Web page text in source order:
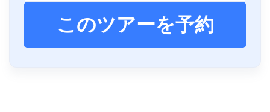
このツアーを予約